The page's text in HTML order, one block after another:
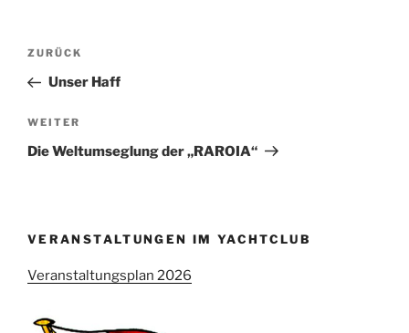
Beitragsnavigation
Vorheriger
Beitrag
ZURÜCK
Unser Haff
Nächster
Beitrag
WEITER
Die Weltumseglung der „RAROIA“
VERANSTALTUNGEN IM YACHTCLUB
Veranstaltungsplan 2026